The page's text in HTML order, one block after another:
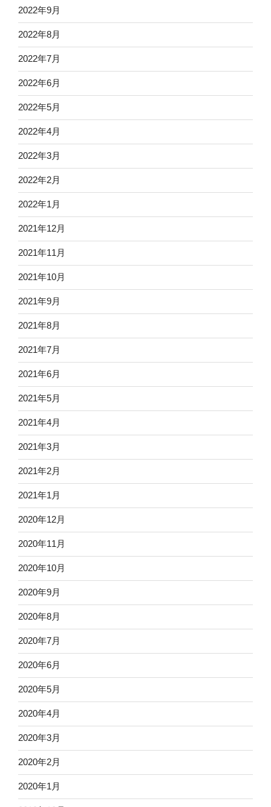
2022年9月
2022年8月
2022年7月
2022年6月
2022年5月
2022年4月
2022年3月
2022年2月
2022年1月
2021年12月
2021年11月
2021年10月
2021年9月
2021年8月
2021年7月
2021年6月
2021年5月
2021年4月
2021年3月
2021年2月
2021年1月
2020年12月
2020年11月
2020年10月
2020年9月
2020年8月
2020年7月
2020年6月
2020年5月
2020年4月
2020年3月
2020年2月
2020年1月